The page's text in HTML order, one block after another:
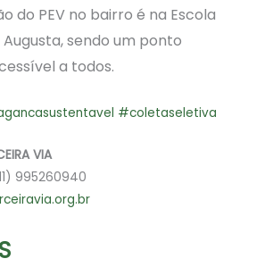
do PEV no bairro é na Escola
sendo um ponto
a todos.
#coletaseletiva
VIA
995260940